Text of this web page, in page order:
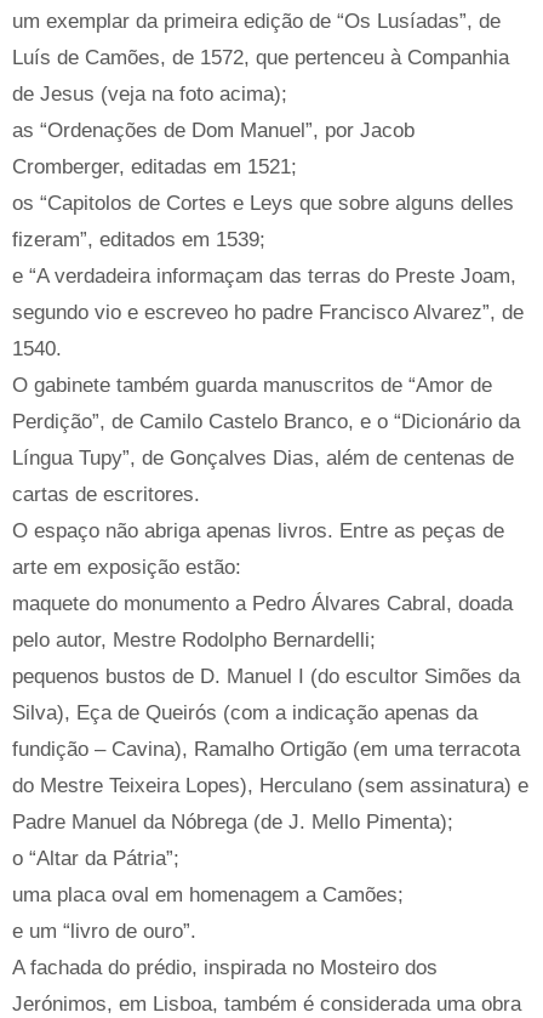
um exemplar da primeira edição de “Os Lusíadas”, de
Luís de Camões, de 1572, que pertenceu à Companhia
de Jesus (veja na foto acima);
as “Ordenações de Dom Manuel”, por Jacob
Cromberger, editadas em 1521;
os “Capitolos de Cortes e Leys que sobre alguns delles
fizeram”, editados em 1539;
e “A verdadeira informaçam das terras do Preste Joam,
segundo vio e escreveo ho padre Francisco Alvarez”, de
1540.
O gabinete também guarda manuscritos de “Amor de
Perdição”, de Camilo Castelo Branco, e o “Dicionário da
Língua Tupy”, de Gonçalves Dias, além de centenas de
cartas de escritores.
O espaço não abriga apenas livros. Entre as peças de
arte em exposição estão:
maquete do monumento a Pedro Álvares Cabral, doada
pelo autor, Mestre Rodolpho Bernardelli;
pequenos bustos de D. Manuel I (do escultor Simões da
Silva), Eça de Queirós (com a indicação apenas da
fundição – Cavina), Ramalho Ortigão (em uma terracota
do Mestre Teixeira Lopes), Herculano (sem assinatura) e
Padre Manuel da Nóbrega (de J. Mello Pimenta);
o “Altar da Pátria”;
uma placa oval em homenagem a Camões;
e um “livro de ouro”.
A fachada do prédio, inspirada no Mosteiro dos
Jerónimos, em Lisboa, também é considerada uma obra